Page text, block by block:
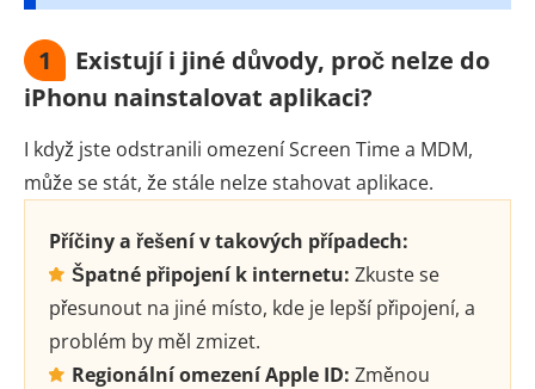
1
Existují i jiné důvody, proč nelze do
iPhonu nainstalovat aplikaci?
I když jste odstranili omezení Screen Time a MDM,
může se stát, že stále nelze stahovat aplikace.
Příčiny a řešení v takových případech:
Špatné připojení k internetu: Zkuste se
přesunout na jiné místo, kde je lepší připojení, a
problém by měl zmizet.
Regionální omezení Apple ID: Změnou